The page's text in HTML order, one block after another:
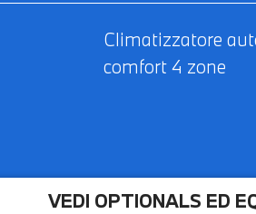
Climatizzatore
comfort 4 zone
VEDI OPTIONALS ED